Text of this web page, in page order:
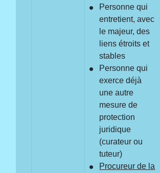
Personne qui
entretient, avec
le majeur, des
liens étroits et
stables
Personne qui
exerce déjà
une autre
mesure de
protection
juridique
(curateur ou
tuteur)
Procureur de la